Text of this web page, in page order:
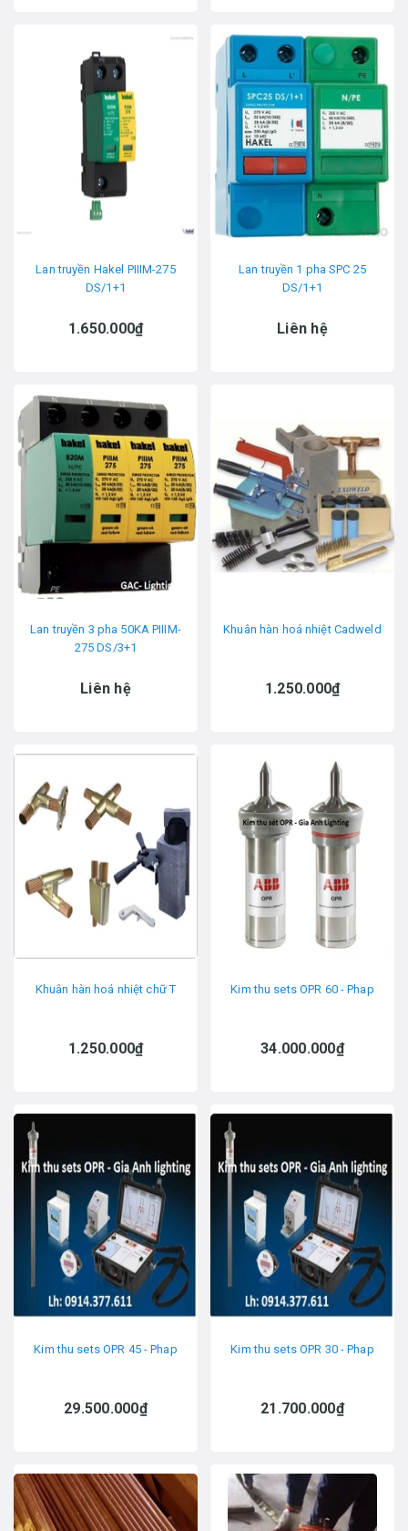
Lan truyền Hakel PIIIM-275
DS/1+1
1.650.000₫
Lan truyền 1 pha SPC 25
DS/1+1
Liên hệ
Lan truyền 3 pha 50KA PIIIM-
275 DS/3+1
Liên hệ
Khuân hàn hoá nhiệt Cadweld
1.250.000₫
Khuân hàn hoá nhiệt chữ T
1.250.000₫
Kim thu sets OPR 60 - Phap
34.000.000₫
Kim thu sets OPR 45 - Phap
29.500.000₫
Kim thu sets OPR 30 - Phap
21.700.000₫